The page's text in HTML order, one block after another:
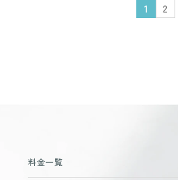
1 2
料金一覧